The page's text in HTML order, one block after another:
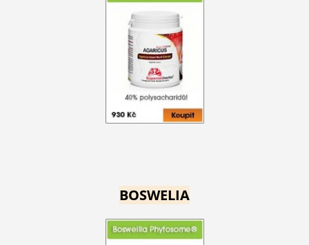
BOSWELIA